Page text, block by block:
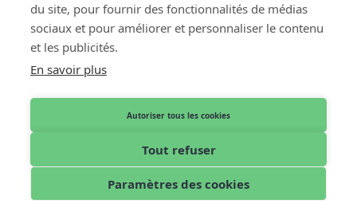
du site, pour fournir des fonctionnalités de médias
sociaux et pour améliorer et personnaliser le contenu
et les publicités.
En savoir plus
Autoriser tous les cookies
Tout refuser
Paramètres des cookies
POUR LES
PROFESSIONNELS
Devenir distributeur
CONTACT
Français © 2026 Pallazzo
Mentions légalesPrivacy PolicyCookies